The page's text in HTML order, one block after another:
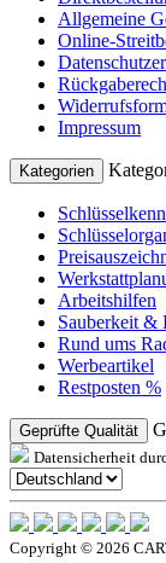
Allgemeine
Online-
Impressum
Kategorien
Arbeitshilfen
Sauberkeit &
Rund ums
Werbeartikel
Restposten %
Geprüfte Qualität
Datensicherheit
Copyright © 2026